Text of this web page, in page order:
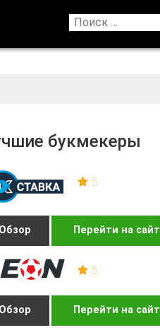
букмекеры
5
Обзор Перейти на сайт
5
Обзор Перейти на сайт